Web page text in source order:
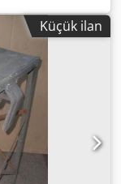
genişliği
kesim
kW. Csdpfx
fi. 300x30mm
ünitesi
ve tam
çok iyi,
Küçük ilan